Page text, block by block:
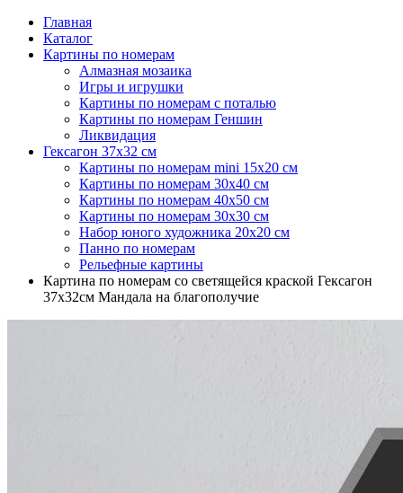
Главная
Каталог
Картины по номерам
Алмазная мозаика
Игры и игрушки
Картины по номерам с поталью
Картины по номерам Геншин
Ликвидация
Гексагон 37х32 см
Картины по номерам mini 15х20 см
Картины по номерам 30х40 см
Картины по номерам 40х50 см
Картины по номерам 30x30 см
Набор юного художника 20х20 см
Панно по номерам
Рельефные картины
Картина по номерам со светящейся краской Гексагон
37х32см Мандала на благополучие